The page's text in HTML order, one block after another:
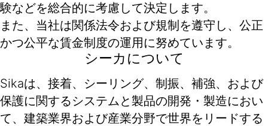
験などを総合的に考慮して決定します。
また、当社は関係法令および規制を遵守し、公正
かつ公平な賃金制度の運用に努めています。
シーカについて
Sikaは、接着、シーリング、制振、補強、および
保護に関するシステムと製品の開発・製造におい
て、建築業界および産業分野で世界をリードする